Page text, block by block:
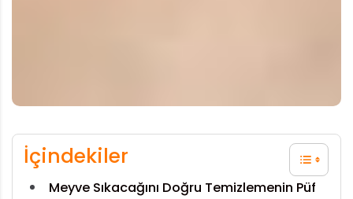
İçindekiler
Meyve Sıkacağını Doğru Temizlemenin Püf